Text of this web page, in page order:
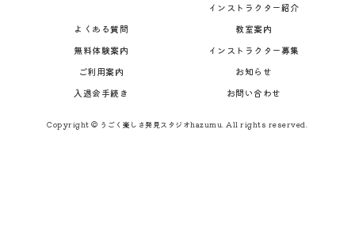
インストラクター紹介
よくある質問
無料体験案内
ご利用案内
入退会手続き
教室案内
インストラクター募集
お知らせ
お問い合わせ
Copyright © うごく楽しさ発見スタジオhazumu. All rights reserved.